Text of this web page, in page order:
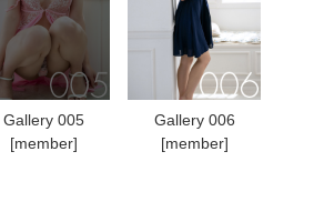
Gallery 005
[member]
Gallery 006
[member]